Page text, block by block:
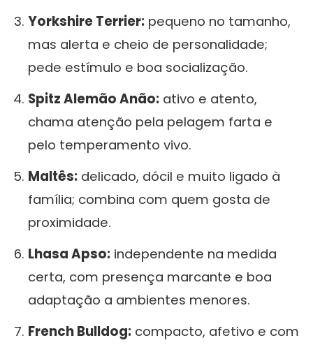
Yorkshire Terrier: pequeno no tamanho,
mas alerta e cheio de personalidade;
pede estímulo e boa socialização.
Spitz Alemão Anão: ativo e atento,
chama atenção pela pelagem farta e
pelo temperamento vivo.
Maltês: delicado, dócil e muito ligado à
família; combina com quem gosta de
proximidade.
Lhasa Apso: independente na medida
certa, com presença marcante e boa
adaptação a ambientes menores.
French Bulldog: compacto, afetivo e com